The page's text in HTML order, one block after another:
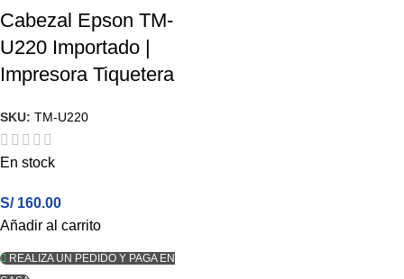
Cabezal Epson TM-
U220 Importado |
Impresora Tiquetera
SKU: TM-U220
En stock
S/160.00
Añadir al carrito
REALIZA UN PEDIDO Y PAGA EN